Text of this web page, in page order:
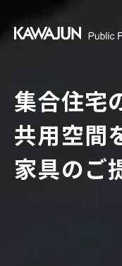
集合住宅
共用空間
家具のご